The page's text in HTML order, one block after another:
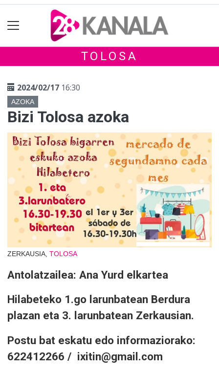
TOLOSA
2024/02/17 16:30
AZOKA
Bizi Tolosa azoka
ZERKAUSIA, TOLOSA
Antolatzailea: Ana Yurd elkartea
Hilabeteko 1.go larunbatean Berdura
plazan eta 3. larunbatean Zerkausian.
Postu bat eskatu edo informaziorako:
622412266 / ixitin@gmail.com